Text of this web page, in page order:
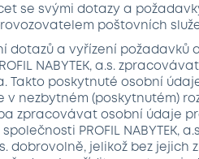
se svými dotazy a
poštovních
dotazů a vyřízení požadavků
NABYTEK, a.s.
Takto poskytnuté osobní údaje
v nezbytném (poskytnutém)
zpracovávat osobní údaje
PROFIL NABYTEK,
dobrovolně, jelikož bez